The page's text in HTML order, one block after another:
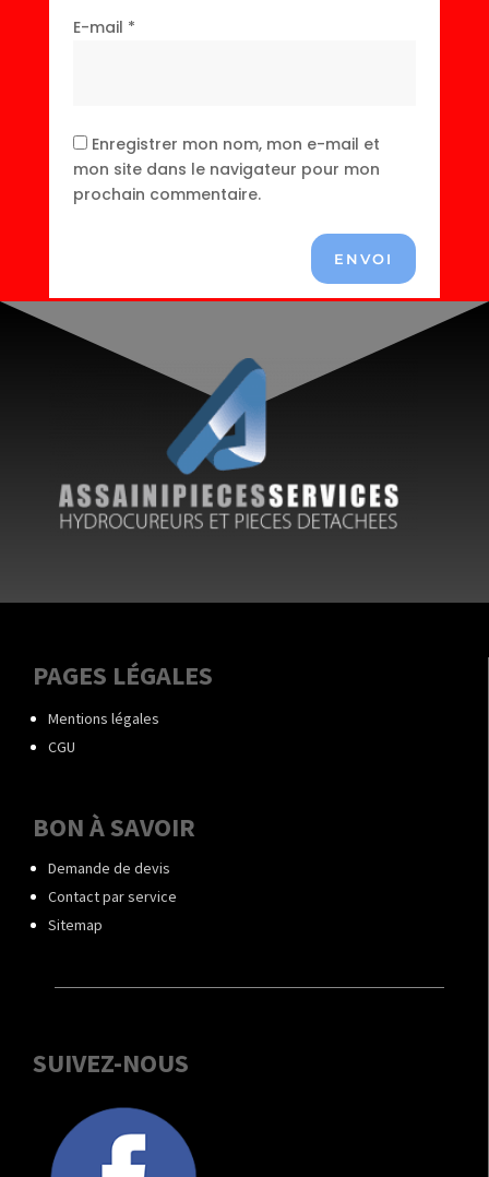
E-mail *
Enregistrer mon nom, mon e-mail et
mon site dans le navigateur pour mon
prochain commentaire.
ENVOI
PAGES LÉGALES
Mentions légales
CGU
BON À SAVOIR
Demande de devis
Contact par service
Sitemap
SUIVEZ-NOUS